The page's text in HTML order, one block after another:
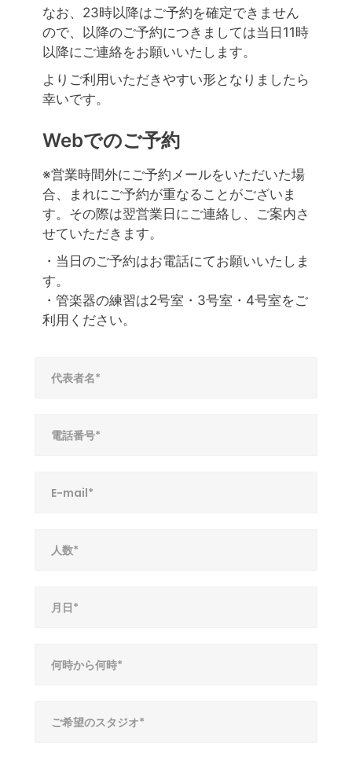
なお、23時以降はご予約を確定できません
ので、以降のご予約につきましては当日11時
以降にご連絡をお願いいたします。
よりご利用いただきやすい形となりましたら
幸いです。
Webでのご予約
※営業時間外にご予約メールをいただいた場
合、まれにご予約が重なることがございま
す。その際は翌営業日にご連絡し、ご案内さ
せていただきます。
・当日のご予約はお電話にてお願いいたしま
す。
・管楽器の練習は2号室・3号室・4号室をご
利用ください。